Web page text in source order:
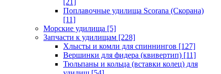
[21]
Поплавочные удилища Scorana (Скорана)
[11]
Морские удилища [5]
Запчасти к удилищам [228]
Хлысты и комли для спиннингов [127]
Вершинки для фидера (квивертип) [11]
Тюльпаны и кольца (вставки колец) для